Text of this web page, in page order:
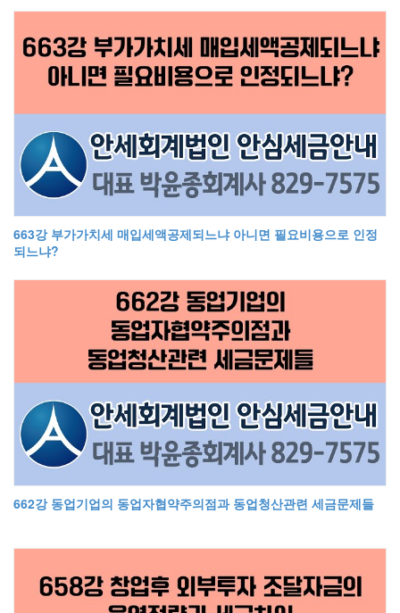
663강 부가가치세 매입세액공제되느냐 아니면 필요비용으로 인정
되느냐?
662강 동업기업의 동업자협약주의점과 동업청산관련 세금문제들